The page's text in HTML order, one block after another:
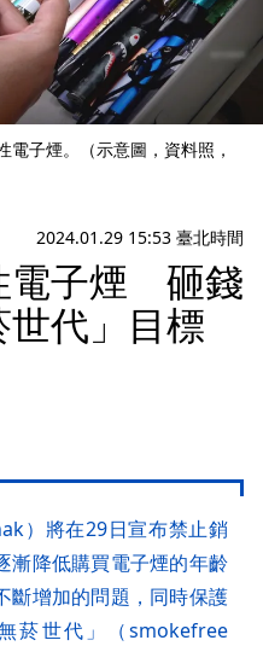
子煙。（示意圖，資料照，
2024.01.29 15:53 臺北時間
電子煙 砸錢
代」目標
）將在29日宣布禁止銷
漸降低購買電子煙的年齡
斷增加的問題，同時保護
菸世代」（smokefree